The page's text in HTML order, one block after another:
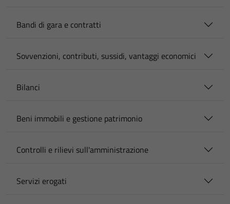
Bandi di gara e contratti
Sovvenzioni, contributi, sussidi, vantaggi economici
Bilanci
Beni immobili e gestione patrimonio
Controlli e rilievi sull'amministrazione
Servizi erogati